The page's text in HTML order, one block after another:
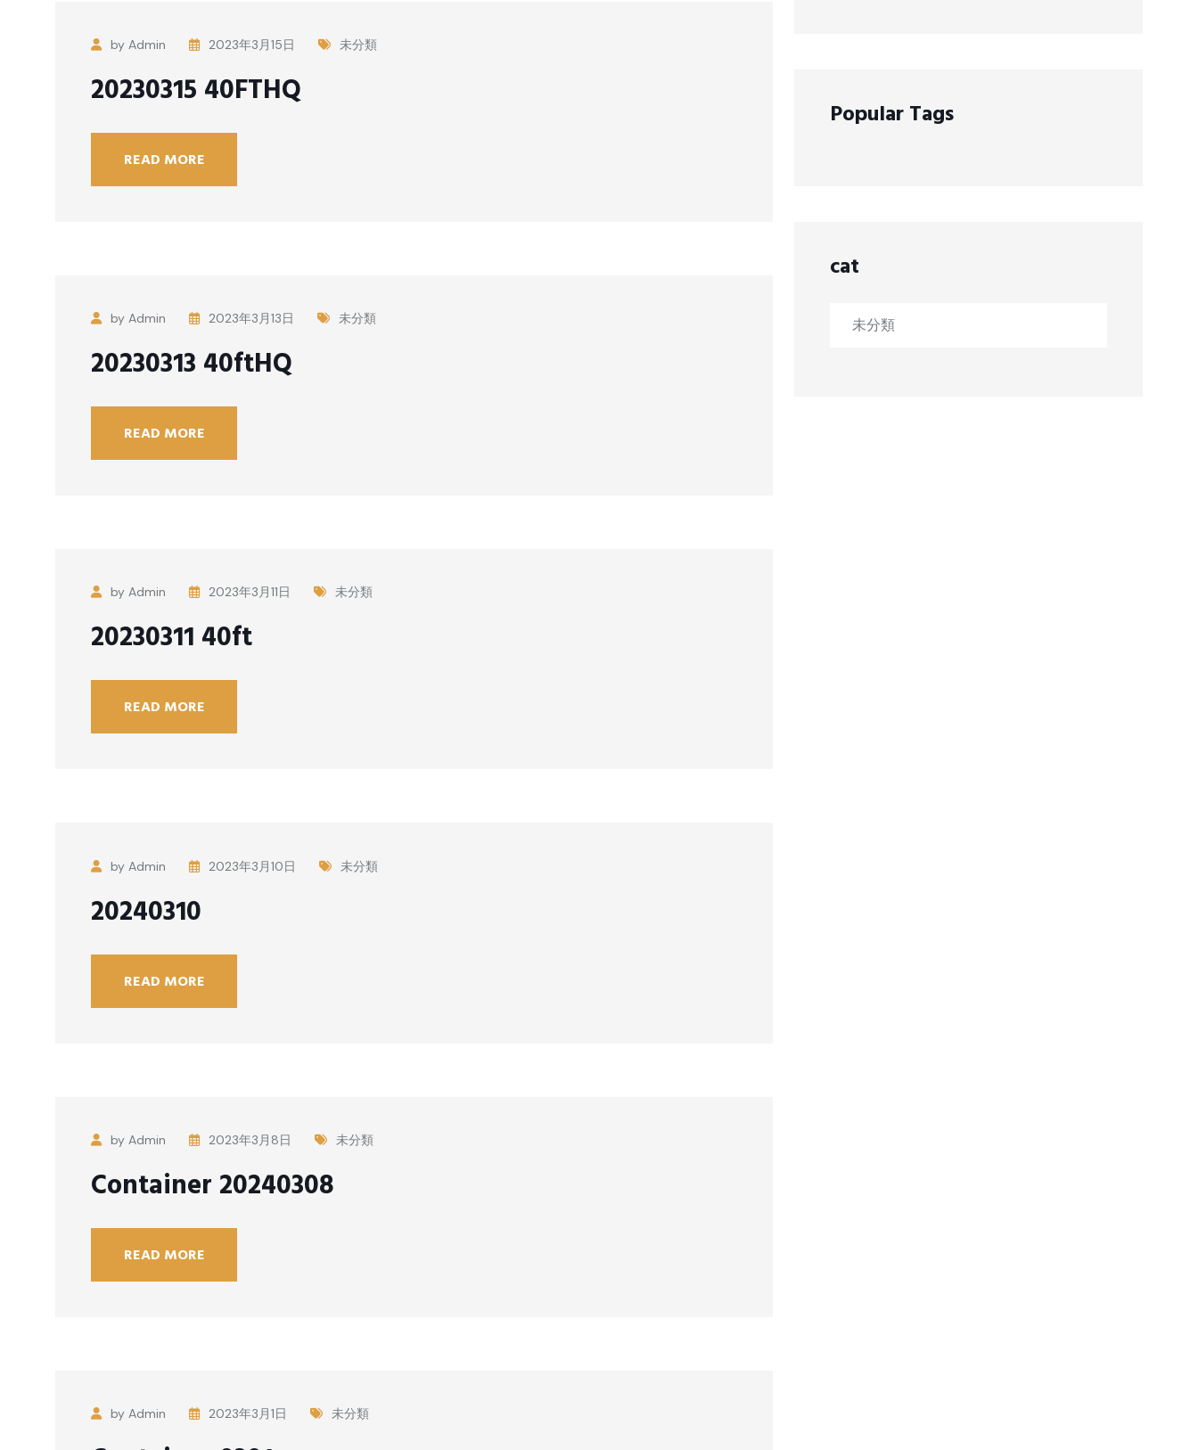
by Admin 2023年3月15日 未分類
20230315 40FTHQ
READ MORE
by Admin 2023年3月13日 未分類
20230313 40ftHQ
READ MORE
by Admin 2023年3月11日 未分類
20230311 40ft
READ MORE
by Admin 2023年3月10日 未分類
20240310
READ MORE
by Admin 2023年3月8日 未分類
Container 20240308
READ MORE
by Admin 2023年3月1日 未分類
Popular Tags
cat
未分類